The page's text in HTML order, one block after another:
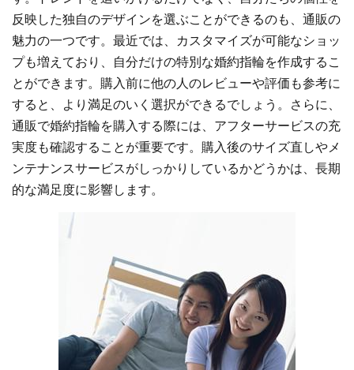
反映した独自のデザインを選ぶことができるのも、通販の
魅力の一つです。最近では、カスタマイズが可能なショッ
プも増えており、自分だけの特別な婚約指輪を作成するこ
とができます。購入前に他の人のレビューや評価も参考に
すると、より満足のいく選択ができるでしょう。さらに、
通販で婚約指輪を購入する際には、アフターサービスの充
実度も確認することが重要です。購入後のサイズ直しやメ
ンテナンスサービスがしっかりしているかどうかは、長期
的な満足度に影響します。